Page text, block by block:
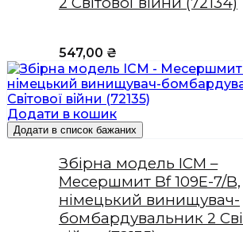
547,00 ₴
Додати в кошик
Додати в список бажаних
Збірна модель ICM –
Месершмит Bf 109E-7/B,
німецький винищувач-
бомбардувальник 2